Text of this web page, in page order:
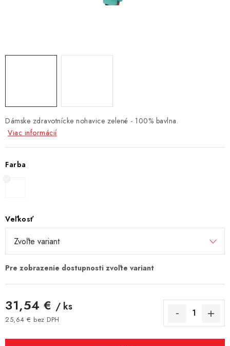
Dámske zdravotnícke nohavice zelené - 100% bavlna.
Viac informácií
Farba
Veľkosť
31,54 € / ks
25,64 € bez DPH